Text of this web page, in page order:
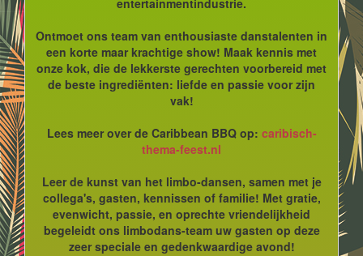
entertainmentindustrie.
Ontmoet ons team van enthousiaste danstalenten in
een korte maar krachtige show! Maak kennis met
onze kok, die de lekkerste gerechten voorbereid met
de beste ingrediënten: liefde en passie voor zijn
vak!
Lees meer over de Caribbean BBQ op: caribisch-
thema-feest.nl
Leer de kunst van het limbo-dansen, samen met je
collega's, gasten, kennissen of familie! Met gratie,
evenwicht, passie, en oprechte vriendelijkheid
begeleidt ons limbodans-team uw gasten op deze
zeer speciale en gedenkwaardige avond!